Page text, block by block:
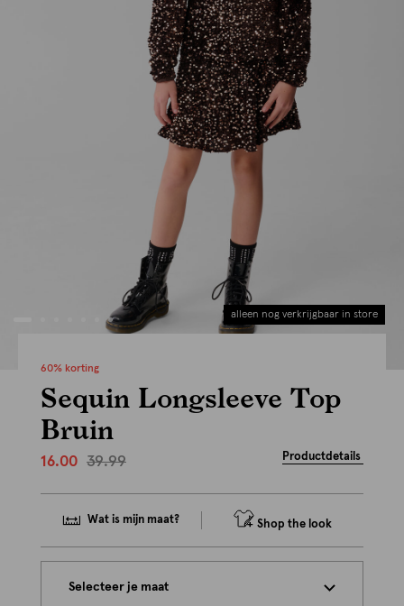
alleen nog verkrijgbaar in store
60% korting
Sequin Longsleeve Top
Bruin
16.00 39.99 Productdetails
Wat is mijn maat? Shop the look
Selecteer je maat